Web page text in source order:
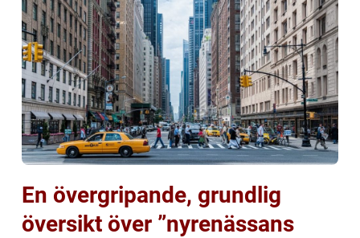
En övergripande, grundlig
översikt över ”nyrenässans